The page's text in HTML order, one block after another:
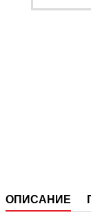
ОПИСАНИЕ